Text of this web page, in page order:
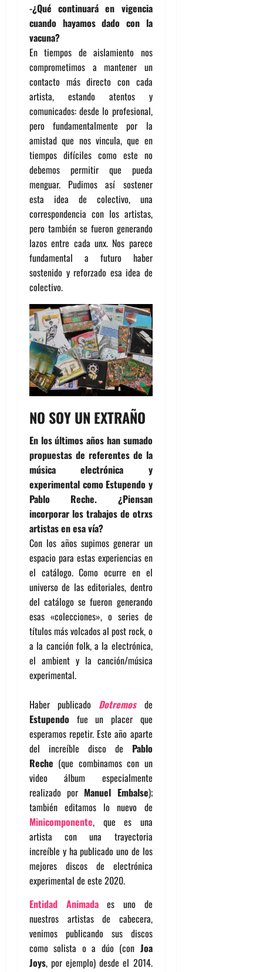
-¿Qué continuará en vigencia
cuando hayamos dado con la
vacuna?
En tiempos de aislamiento nos
comprometimos a mantener un
contacto más directo con cada
artista, estando atentos y
comunicados: desde lo profesional,
pero fundamentalmente por la
amistad que nos vincula, que en
tiempos difíciles como este no
debemos permitir que pueda
menguar. Pudimos así sostener
esta idea de colectivo, una
correspondencia con los artistas,
pero también se fueron generando
lazos entre cada unx. Nos parece
fundamental a futuro haber
sostenido y reforzado esa idea de
colectivo.
NO SOY UN EXTRAÑO
En los últimos años han sumado
propuestas de referentes de la
música electrónica y
experimental como Estupendo y
Pablo Reche. ¿Piensan
incorporar los trabajos de otrxs
artistas en esa vía?
Con los años supimos generar un
espacio para estas experiencias en
el catálogo. Como ocurre en el
universo de las editoriales, dentro
del catálogo se fueron generando
esas «colecciones», o series de
títulos más volcados al post rock, o
a la canción folk, a la electrónica,
el ambient y la canción/música
experimental.
Haber publicado Dotremos de
Estupendo fue un placer que
esperamos repetir. Este año aparte
del increíble disco de Pablo
Reche (que combinamos con un
video álbum especialmente
realizado por Manuel Embalse);
también editamos lo nuevo de
Minicomponente, que es una
artista con una trayectoria
increíble y ha publicado uno de los
mejores discos de electrónica
experimental de este 2020.
Entidad Animadaes uno de
nuestros artistas de cabecera,
venimos publicando sus discos
como solista o a dúo (con Joa
Joys, por ejemplo) desde el 2014.